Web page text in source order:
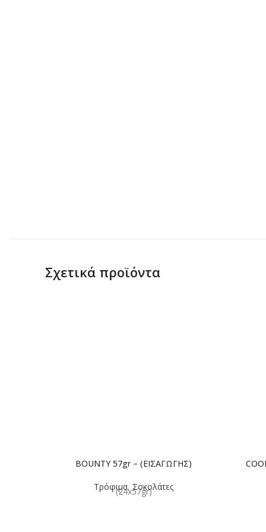
Σχετικά προϊόντα
BOUNTY 57gr – (ΕΙΣΑΓΩΓΗΣ)
Τρόφιμα, Σοκολάτες
(24x57gr)